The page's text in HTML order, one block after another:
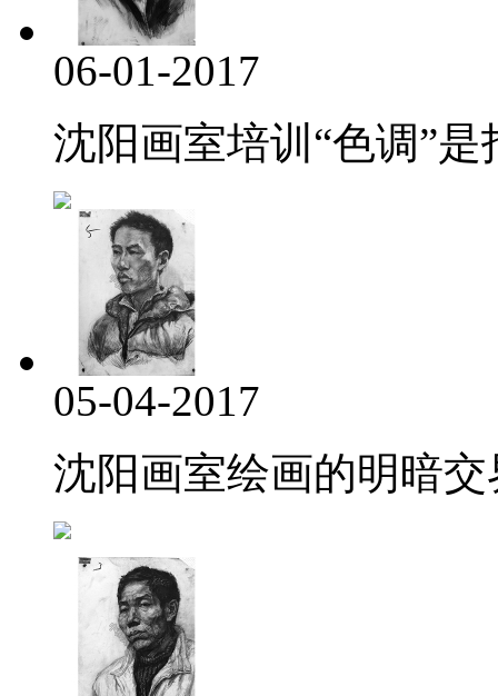
06-01-2017
沈阳画室培训“色调”是
05-04-2017
沈阳画室绘画的明暗交